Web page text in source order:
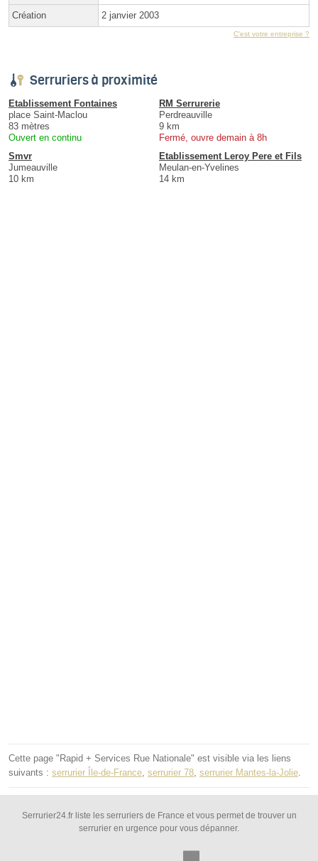
Création 2 janvier 2003
C'est votre entreprise ?
Serruriers à proximité
Etablissement Fontaines
place Saint-Maclou
83 mètres
Ouvert en continu
RM Serrurerie
Perdreauville
9 km
Fermé, ouvre demain à 8h
Smvr
Jumeauville
10 km
Etablissement Leroy Pere et Fils
Meulan-en-Yvelines
14 km
Cette page "Rapid + Services Rue Nationale" est visible via les liens
suivants : serrurier Île-de-France, serrurier 78, serrurier Mantes-la-Jolie.
Serrurier24.fr liste les serruriers de France et vous permet de trouver un
serrurier en urgence pour vous dépanner.